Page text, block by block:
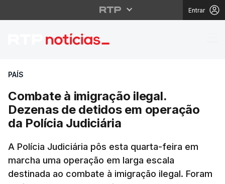
Entrar
Combate à imigração
PAÍS
Combate à imigração ilegal.
Dezenas de detidos em operação
da Polícia Judiciária
A Polícia Judiciária pôs esta quarta-feira em
marcha uma operação em larga escala
destinada ao combate à imigração ilegal. Foram